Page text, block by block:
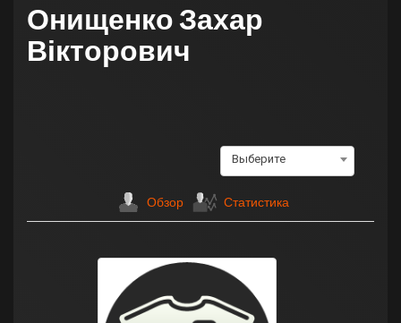
Онищенко Захар
Вікторович
Выберите
Обзор Статистика